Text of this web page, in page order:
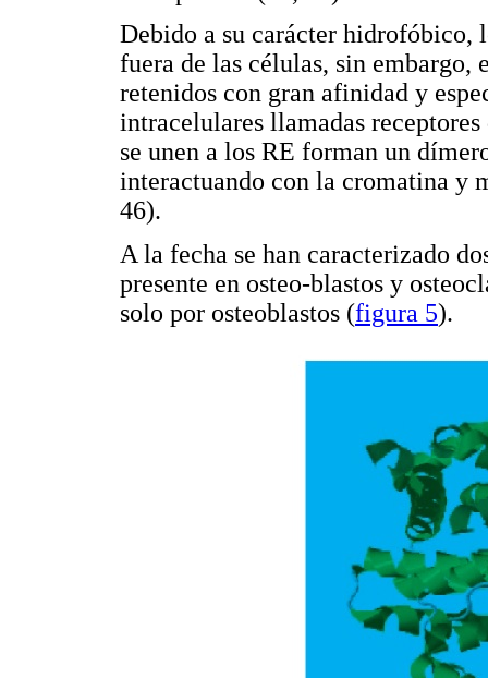
Debido a su carácter hidrofóbico,
fuera de las células, sin embargo,
retenidos con gran afinidad y
intracelulares llamadas
se unen a los RE forman un
interactuando con la cromatina y
46).
A la fecha se han caracterizado
presente en osteo-blastos y
solo por osteoblastos (figura 5).